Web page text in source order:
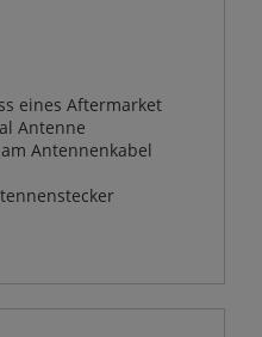
eines Aftermarket
Antenne
Antennenkabel